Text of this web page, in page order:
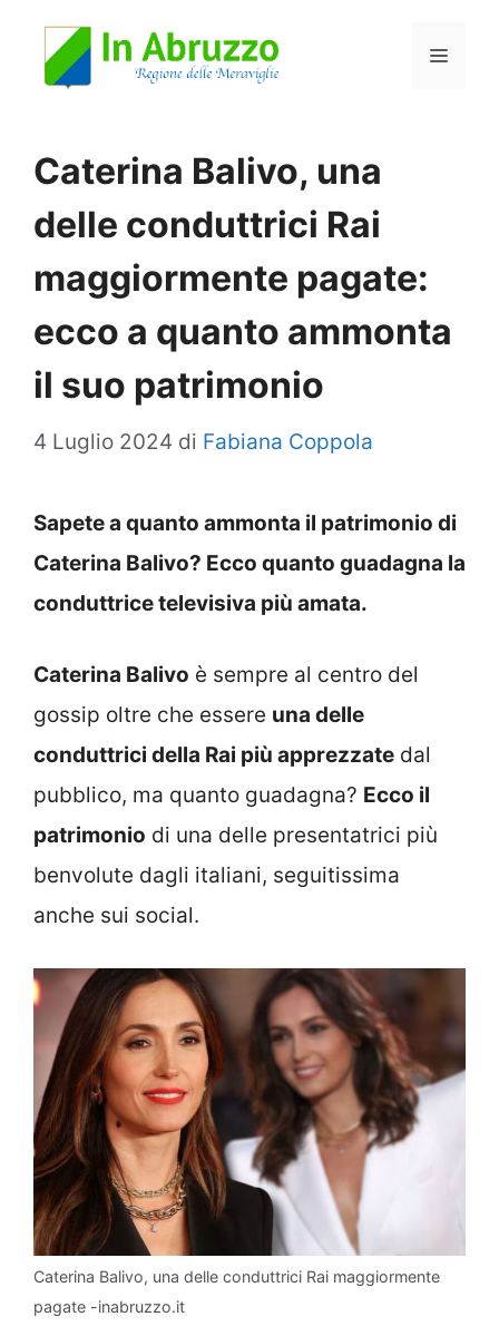
Menu
Caterina Balivo, una
delle conduttrici Rai
maggiormente pagate:
ecco a quanto ammonta
il suo patrimonio
4 Luglio 2024 di Fabiana Coppola
Sapete a quanto ammonta il patrimonio di
Caterina Balivo? Ecco quanto guadagna la
conduttrice televisiva più amata.
Caterina Balivo è sempre al centro del
gossip oltre che essere una delle
conduttrici della Rai più apprezzate dal
pubblico, ma quanto guadagna? Ecco il
patrimonio di una delle presentatrici più
benvolute dagli italiani, seguitissima
anche sui social.
Caterina Balivo, una delle conduttrici Rai maggiormente
pagate -inabruzzo.it